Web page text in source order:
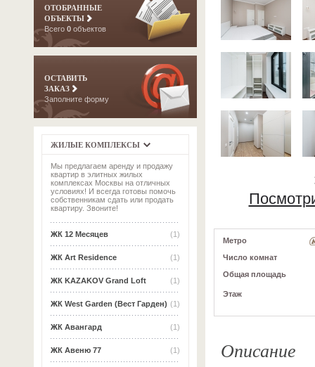
ОТОБРАННЫЕ
ОБЪЕКТЫ
Всего 0 объектов
ОСТАВИТЬ
ЗАКАЗ
Заполните форму
ЖИЛЫЕ КОМПЛЕКСЫ
Мы предлагаем аренду и продажу
квартир в элитных жилых
комплексах Москвы на отличных
условиях! И всегда готовы помочь
собственникам сдать или продать
квартиру. Звоните!
(1)
ЖК 12 Месяцев
(1)
ЖК Art Residence
(1)
ЖК KAZAKOV Grand Loft
(1)
ЖК West Garden (Вест Гарден)
(1)
ЖК Авангард
(1)
ЖК Авеню 77
Метро
Число комнат
Общая площадь
Этаж
Описание